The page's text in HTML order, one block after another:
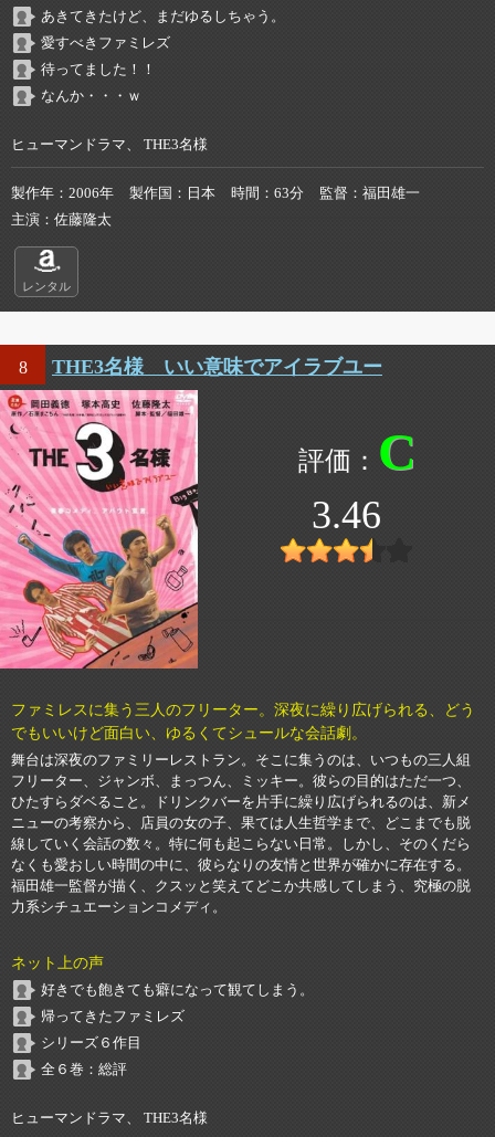
あきてきたけど、まだゆるしちゃう。
愛すべきファミレズ
待ってました！！
なんか・・・ｗ
ヒューマンドラマ、 THE3名様
製作年 2006年 製作国 日本 時間 63分 監督
福田雄一
主演
佐藤隆太
レンタル
8 THE3名様 いい意味でアイラブユー
C
3.46
ファミレスに集う三人のフリーター。深夜に繰り広げられる、どう
でもいいけど面白い、ゆるくてシュールな会話劇。
舞台は深夜のファミリーレストラン。そこに集うのは、いつもの三人組
フリーター、ジャンボ、まっつん、ミッキー。彼らの目的はただ一つ、
ひたすらダベること。ドリンクバーを片手に繰り広げられるのは、新メ
ニューの考察から、店員の女の子、果ては人生哲学まで、どこまでも脱
線していく会話の数々。特に何も起こらない日常。しかし、そのくだら
なくも愛おしい時間の中に、彼らなりの友情と世界が確かに存在する。
福田雄一監督が描く、クスッと笑えてどこか共感してしまう、究極の脱
力系シチュエーションコメディ。
ネット上の声
好きでも飽きても癖になって観てしまう。
帰ってきたファミレズ
シリーズ６作目
全６巻：総評
ヒューマンドラマ、 THE3名様